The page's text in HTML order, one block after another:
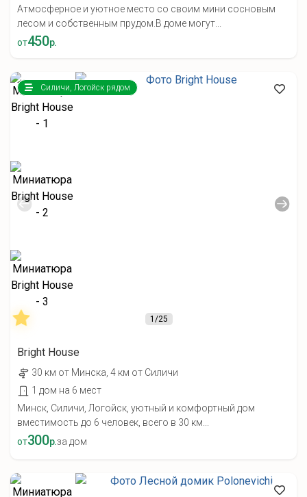
Атмосферное и уютное место со своим мини сосновым
лесом и собственным прудом.В доме могут...
от450р.
1/25
Силичи, Логойск рядом
Bright House
30 км от Минска, 4 км от Силичи
1 дом на 6 мест
Минск, Силичи, Логойск, уютный и комфортный дом
вместимость до 6 человек, всего в 30 км...
от300р.за дом